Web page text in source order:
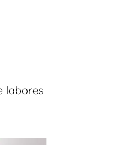
labores